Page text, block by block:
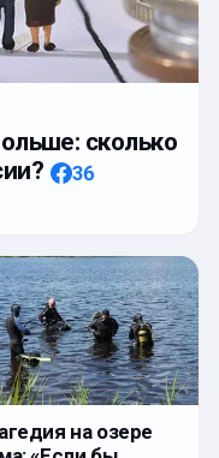
сколько
36
на озере